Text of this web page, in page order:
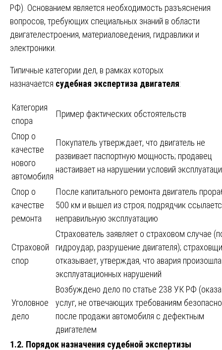
РФ). Основанием является необходимость разъяснения
вопросов, требующих специальных знаний в области
двигателестроения, материаловедения, гидравлики и
электроники.
Типичные категории дел, в рамках которых
назначается судебная экспертиза двигателя:
Категория
спора
Пример фактических обстоятельств
Спор о
качестве
нового
автомобиля
Покупатель утверждает, что двигатель не
развивает паспортную мощность; продавец
настаивает на нарушении условий
Спор о
качестве
ремонта
После капитального ремонта двигатель
500 км и вышел из строя; подрядчик
неправильную эксплуатацию
Страховой
спор
Страхователь заявляет о страховом случае
гидроудар, разрушение двигателя);
отказывает, утверждая, что авария
эксплуатационных нарушений
Уголовное
дело
Возбуждено дело по статье 238 УК РФ
услуг, не отвечающих требованиям
после продажи автомобиля с дефектным
двигателем
1.2. Порядок назначения судебной экспертизы